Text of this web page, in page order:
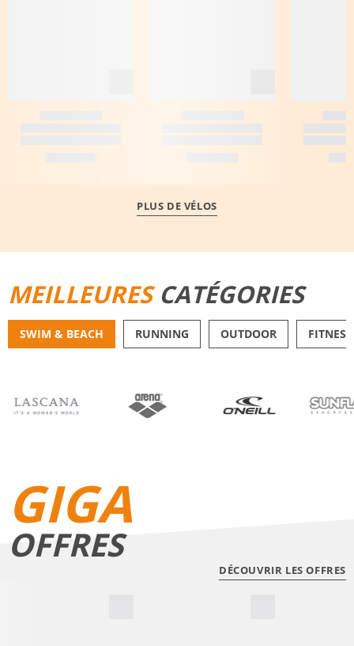
PLUS DE VÉLOS
MEILLEURESCATÉGORIES
SWIM & BEACH RUNNING OUTDOOR FITNESS
GIGA
OFFRES
DÉCOUVRIR LES OFFRES